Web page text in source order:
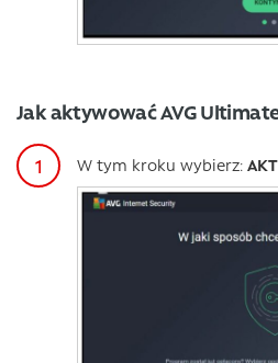
Jak aktywować AVG
W tym kroku wybierz: